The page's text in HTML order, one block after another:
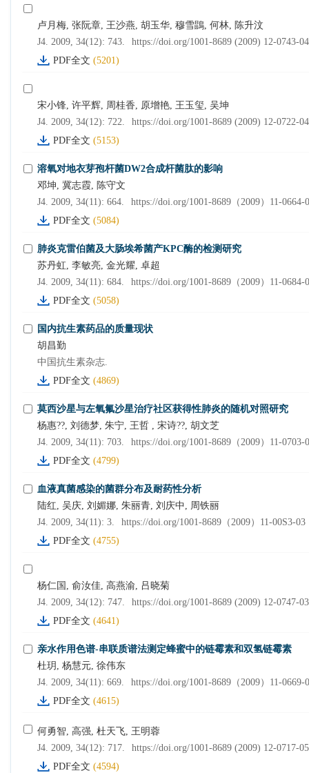
卢月梅, 张阮章, 王沙燕, 胡玉华, 穆雪鵾, 何林, 陈升汶
J4. 2009, 34(12): 743.
https://doi.org/1001-8689 (2009) 12-0743-04
PDF全文 (5201)
宋小锋, 许平辉, 周桂香, 原增艳, 王玉玺, 吴坤
J4. 2009, 34(12): 722.
https://doi.org/1001-8689 (2009) 12-0722-04
PDF全文 (5153)
溶氧对地衣芽孢杆菌DW2合成杆菌肽的影响
邓坤, 冀志霞, 陈守文
J4. 2009, 34(11): 664.
https://doi.org/1001-8689（2009）11-0664-
PDF全文 (5084)
肺炎克雷伯菌及大肠埃希菌产KPC酶的检测研究
苏丹虹, 李敏亮, 金光耀, 卓超
J4. 2009, 34(11): 684.
https://doi.org/1001-8689（2009）11-0684-
PDF全文 (5058)
国内抗生素药品的质量现状
胡昌勤
中国抗生素杂志.
PDF全文 (4869)
莫西沙星与左氧氟沙星治疗社区获得性肺炎的随机对照研究
杨惠??, 刘德梦, 朱宁, 王哲 , 宋诗??, 胡文芝
J4. 2009, 34(11): 703.
https://doi.org/1001-8689（2009）11-0703-
PDF全文 (4799)
血液真菌感染的菌群分布及耐药性分析
陆红, 吴庆, 刘媚娜, 朱丽青, 刘庆中, 周铁丽
J4. 2009, 34(11): 3.
https://doi.org/1001-8689（2009）11-00S3-03
PDF全文 (4755)
杨仁国, 俞汝佳, 高燕渝, 吕晓菊
J4. 2009, 34(12): 747.
https://doi.org/1001-8689 (2009) 12-0747-03
PDF全文 (4641)
亲水作用色谱-串联质谱法测定蜂蜜中的链霉素和双氢链霉素
杜玥, 杨慧元, 徐伟东
J4. 2009, 34(11): 669.
https://doi.org/1001-8689（2009）11-0669-
PDF全文 (4615)
何勇智, 高强, 杜天飞, 王明蓉
J4. 2009, 34(12): 717.
https://doi.org/1001-8689 (2009) 12-0717-05
PDF全文 (4594)